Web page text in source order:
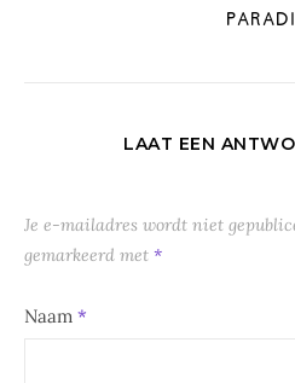
LAAT EEN
Je e-mailadres wordt niet
gemarkeerd met *
Naam *